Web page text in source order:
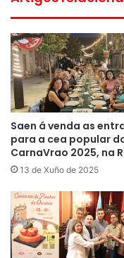
Saen á venda as
para a cea popular
CarnaVrao 2025, na
13 de Xuño de 2025